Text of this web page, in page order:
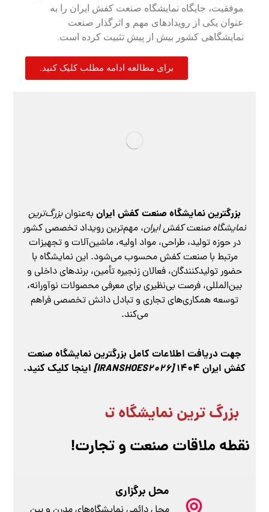
موفقیت، جایگاه نمایشگاه صنعت کفش ایران را به
عنوان یکی از رویدادهای مهم و اثرگذار صنعت
نمایشگاهی کشور بیش از پیش تثبیت کرده است.
برای مطالعه ادامه مطلب کلیک کنید.
بزرگترین نمایشگاه صنعت کفش ایران به‌عنوانبزرگ‌ترین
نمایشگاه صنعت کفش ایران، مهم‌ترین رویداد تخصصی کشور
در حوزه تولید، طراحی، مواد اولیه، ماشین‌آلات و تجهیزات
مرتبط با صنعت کفش محسوب می‌شود. این نمایشگاه با
حضور تولیدکنندگان، فعالان زنجیره تأمین، برندهای داخلی و
بین‌المللی، فرصت بی‌نظیری برای معرفی محصولات نوآورانه،
توسعه همکاری‌های تجاری و تبادل دانش تخصصی فراهم
می‌کند.
جهت دریافت اطلاعات کامل بزرگترین نمایشگاه صنعت
کفش ایران 1404
[IRANSHOES2026] اینجا کلیک کنید.
بزرگ ترین نمایشگاه تخصصی صنعت